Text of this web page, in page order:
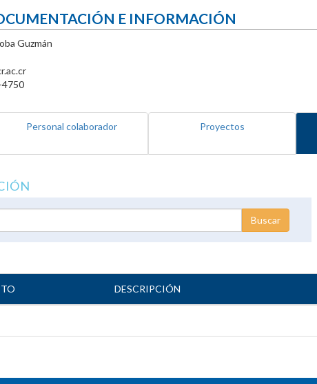
E INFORMACIÓN
Guzmán
4750
Personal colaborador Proyectos
DESCRIPCIÓN